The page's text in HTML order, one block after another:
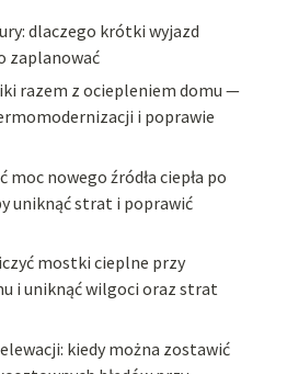
dlaczego krótki wyjazd
zaplanować
razem z ociepleniem domu —
i poprawie
nowego źródła ciepła po
uniknąć strat i poprawić
mostki cieplne przy
i uniknąć wilgoci oraz strat
kiedy można zostawić